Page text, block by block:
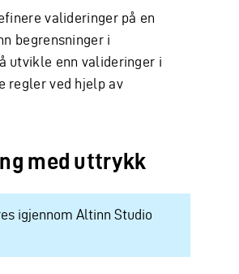
valideringer på en
begrensninger i
utvikle enn valideringer i
regler ved hjelp av
med uttrykk
igjennom Altinn Studio